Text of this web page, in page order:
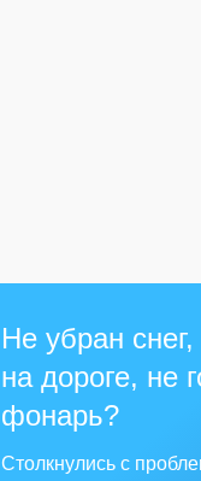
Не убран
на дороге, не
фонарь?
Столкнулись с